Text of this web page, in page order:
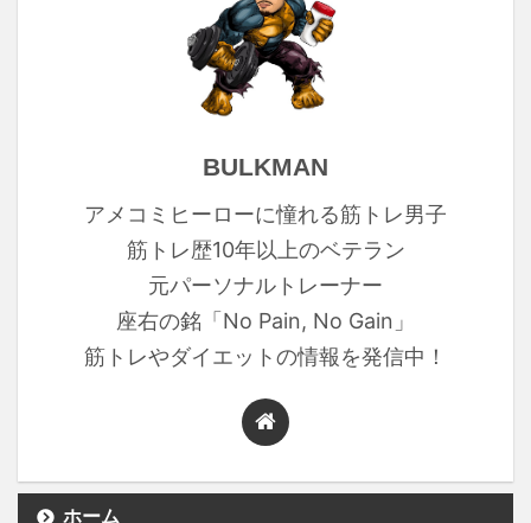
BULKMAN
アメコミヒーローに憧れる筋トレ男子
筋トレ歴10年以上のベテラン
元パーソナルトレーナー
座右の銘「No Pain, No Gain」
筋トレやダイエットの情報を発信中！
ホーム